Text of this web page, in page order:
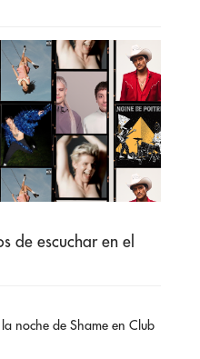
de escuchar en el
noche de Shame en Club